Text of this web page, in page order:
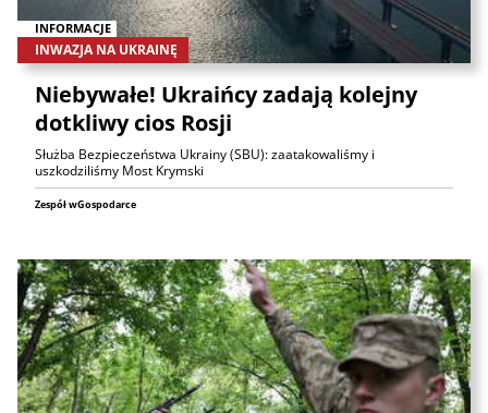
INFORMACJE
INWAZJA NA UKRAINĘ
Niebywałe! Ukraińcy zadają kolejny
dotkliwy cios Rosji
Służba Bezpieczeństwa Ukrainy (SBU): zaatakowaliśmy i
uszkodziliśmy Most Krymski
Zespół wGospodarce